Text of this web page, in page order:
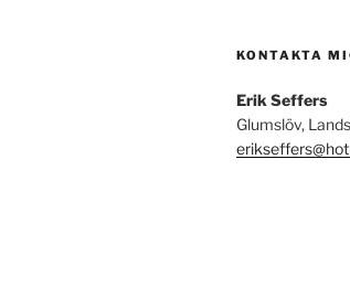
KONTAKTA
Erik Seffers
Glumslöv,